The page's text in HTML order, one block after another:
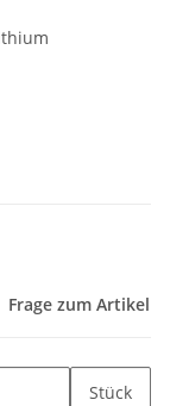
Frage zum Artikel
Stück